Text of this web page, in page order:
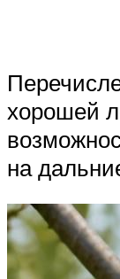
хорошей
на